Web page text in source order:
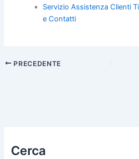
Servizio Assistenza Clienti
e Contatti
PRECEDENTE
Cerca